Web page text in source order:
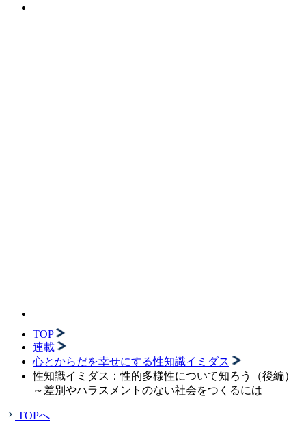
TOP
連載
心とからだを幸せにする性知識イミダス
性知識イミダス：性的多様性について知ろう（後編）
～差別やハラスメントのない社会をつくるには
TOPへ